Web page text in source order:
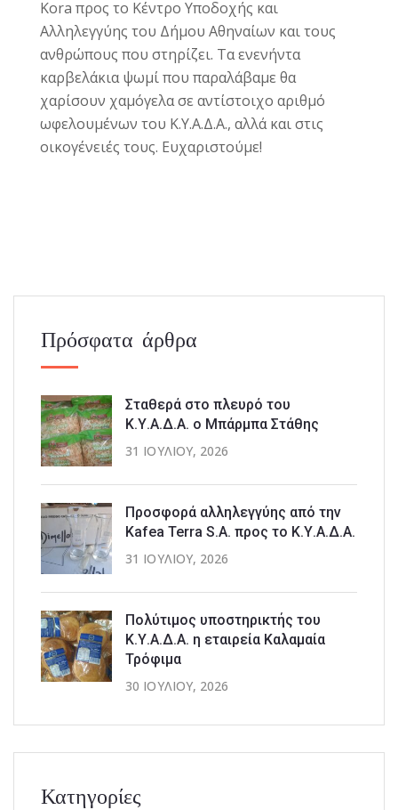
Kora προς το Κέντρο Υποδοχής και
Αλληλεγγύης του Δήμου Αθηναίων και τους
ανθρώπους που στηρίζει. Τα ενενήντα
καρβελάκια ψωμί που παραλάβαμε θα
χαρίσουν χαμόγελα σε αντίστοιχο αριθμό
ωφελουμένων του Κ.Υ.Α.Δ.Α., αλλά και στις
οικογένειές τους. Ευχαριστούμε!
Πρόσφατα άρθρα
Σταθερά στο πλευρό του
Κ.Υ.Α.Δ.Α. ο Μπάρμπα Στάθης
31 ΙΟΥΛΊΟΥ, 2026
Προσφορά αλληλεγγύης από την
Kafea Terra S.A. προς το Κ.Υ.Α.Δ.Α.
31 ΙΟΥΛΊΟΥ, 2026
Πολύτιμος υποστηρικτής του
Κ.Υ.Α.Δ.Α. η εταιρεία Καλαμαία
Τρόφιμα
30 ΙΟΥΛΊΟΥ, 2026
Κατηγορίες